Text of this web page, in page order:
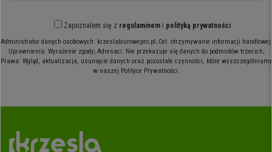
Zapoznałem się z regulaminemi polityką prywatności
Administrator danych osobowych: krzeslabiurowepro.pl; Cel: otrzymywanie informacji handlowej;
Uprawnienia: Wyrażenie zgody; Adresaci: Nie przekazuje się danych do podmiotów trzecich;
Prawa: Wgląd, aktualizacja, usunięcie danych oraz pozostałe czynności, które wyszczególniamy
w naszej Polityce Prywatności.